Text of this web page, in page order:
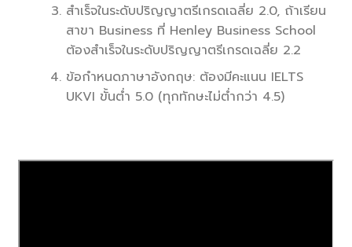
สำเร็จในระดับปริญญาตรีเกรดเฉลี่ย 2.0, ถ้าเรียน
สาขา Business ที่ Henley Business School
ต้องสำเร็จในระดับปริญญาตรีเกรดเฉลี่ย 2.2
ข้อกำหนดภาษาอังกฤษ: ต้องมีคะแนน IELTS
UKVI ขั้นต่ำ 5.0 (ทุกทักษะไม่ต่ำกว่า 4.5)